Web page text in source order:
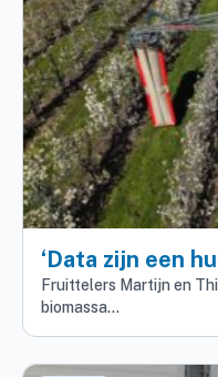
‘Data zijn een
Fruittelers Martijn en
biomassa…